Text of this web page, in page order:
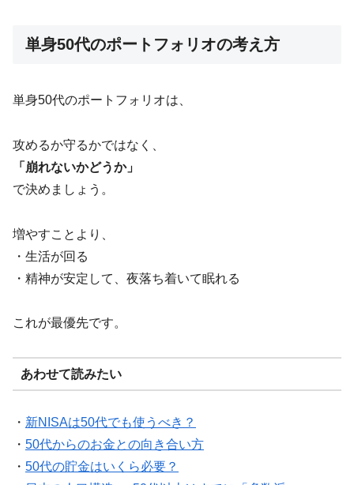
単身50代のポートフォリオの考え方
単身50代のポートフォリオは、
攻めるか守るかではなく、
「崩れないかどうか」
で決めましょう。
増やすことより、
・生活が回る
・精神が安定して、夜落ち着いて眠れる
これが最優先です。
あわせて読みたい
・ 新NISAは50代でも使うべき？
・ 50代からのお金との向き合い方
・ 50代の貯金はいくら必要？